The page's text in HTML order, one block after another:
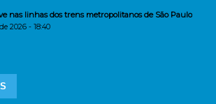
nas linhas dos trens metropolitanos de São Paulo
2026 - 18:40